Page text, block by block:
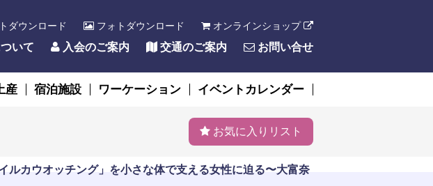
ダウンロード フォトダウンロード オンラインショップ
いて 入会のご案内 交通のご案内 お問い合せ
産 宿泊施設 ワーケーション イベントカレンダー
お気に入りリスト
ルカウオッチング」を小さな体で支える女性に迫る〜大富奈